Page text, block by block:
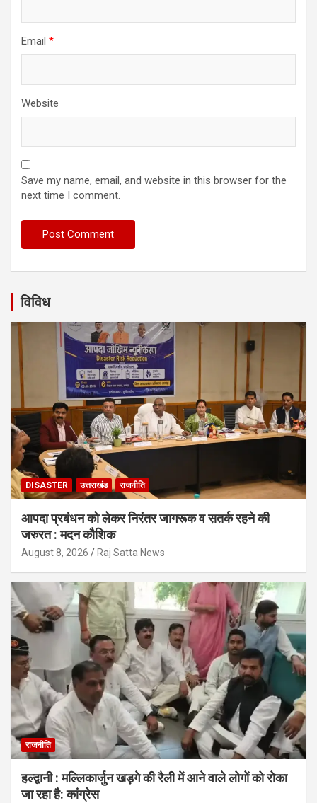
Email *
Website
Save my name, email, and website in this browser for the
next time I comment.
विविध
DISASTER उत्तराखंड राजनीति
आपदा प्रबंधन को लेकर निरंतर जागरूक व सतर्क रहने की
जरुरत : मदन कौशिक
August 8, 2026 Raj Satta News
राजनीति
हल्द्वानी : मल्लिकार्जुन खड़गे की रैली में आने वाले लोगों को रोका
जा रहा है: कांग्रेस